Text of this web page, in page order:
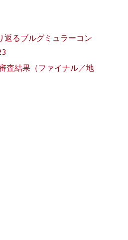
返るブルグミュラーコン
査結果（ファイナル／地